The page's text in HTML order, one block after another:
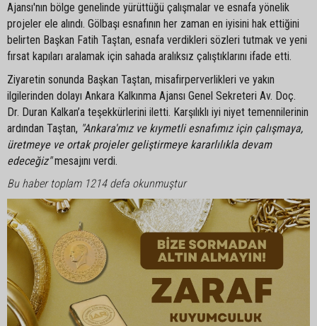
Ajansı'nın bölge genelinde yürüttüğü çalışmalar ve esnafa yönelik
projeler ele alındı. Gölbaşı esnafının her zaman en iyisini hak ettiğini
belirten Başkan Fatih Taştan, esnafa verdikleri sözleri tutmak ve yeni
fırsat kapıları aralamak için sahada aralıksız çalıştıklarını ifade etti.
Ziyaretin sonunda Başkan Taştan, misafirperverlikleri ve yakın
ilgilerinden dolayı Ankara Kalkınma Ajansı Genel Sekreteri Av. Doç.
Dr. Duran Kalkan’a teşekkürlerini iletti. Karşılıklı iyi niyet temennilerinin
ardından Taştan, "Ankara'mız ve kıymetli esnafımız için çalışmaya,
üretmeye ve ortak projeler geliştirmeye kararlılıkla devam
edeceğiz"mesajını verdi.
Bu haber toplam 1214 defa okunmuştur